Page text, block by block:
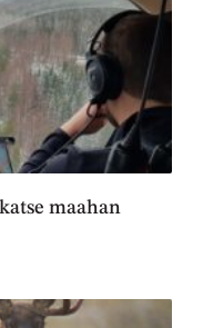
maahan